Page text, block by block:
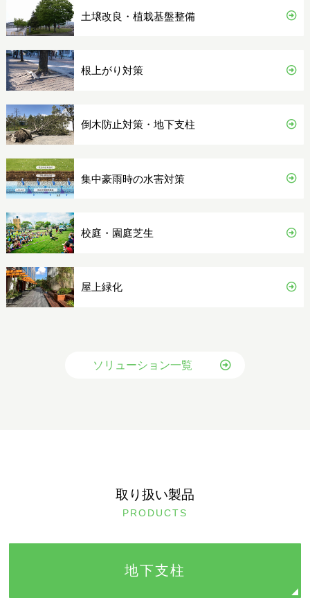
土壌改良・植栽基盤整備
根上がり対策
倒木防止対策・地下支柱
集中豪雨時の水害対策
校庭・園庭芝生
屋上緑化
ソリューション一覧
取り扱い製品
PRODUCTS
地下支柱